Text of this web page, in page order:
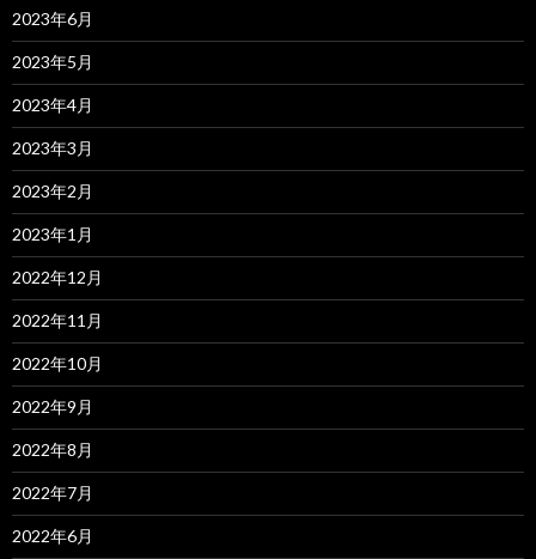
2023年6月
2023年5月
2023年4月
2023年3月
2023年2月
2023年1月
2022年12月
2022年11月
2022年10月
2022年9月
2022年8月
2022年7月
2022年6月